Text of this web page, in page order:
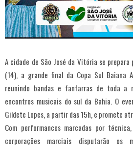
A cidade de São José da Vitória se
(14), a grande final da Copa Sul Baiana
reunindo bandas e fanfarras de toda a
encontros musicais do sul da Bahia. O
Gildete Lopes, a partir das 15h, e promete
Com performances marcadas por
corporações marciais disputarão os